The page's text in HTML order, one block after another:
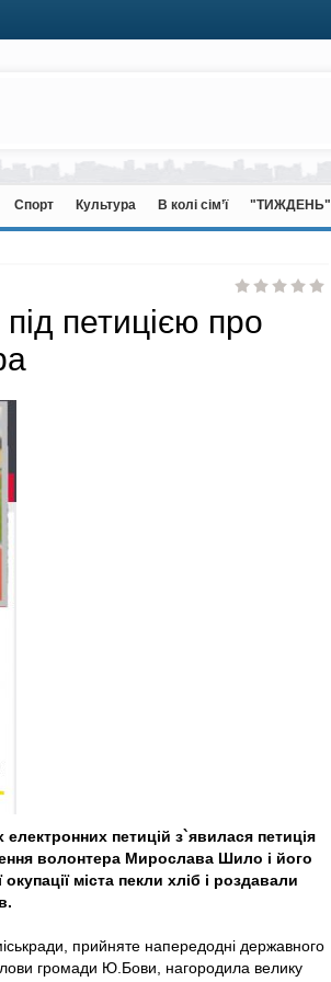
Спорт Культура В колі сім’ї "ТИЖДЕНЬ"
петицією про
петицій з`явилася петиція
волонтера Мирослава Шило і його
міста пекли хліб і роздавали
прийняте напередодні державного
громади Ю.Бови, нагородила велику